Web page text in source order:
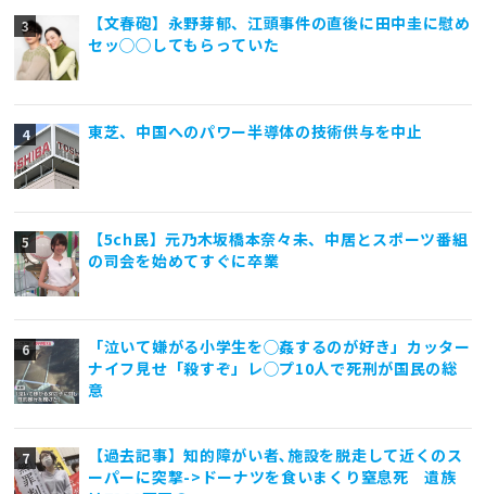
【文春砲】永野芽郁、江頭事件の直後に田中圭に慰め
セッ◯◯してもらっていた
東芝、中国へのパワー半導体の技術供与を中止
【5ch民】元乃木坂橋本奈々未、中居とスポーツ番組
の司会を始めてすぐに卒業
「泣いて嫌がる小学生を◯姦するのが好き」カッター
ナイフ見せ「殺すぞ」レ◯プ10人で死刑が国民の総
意
【過去記事】知的障がい者､施設を脱走して近くのス
ーパーに突撃->ドーナツを食いまくり窒息死 遺族